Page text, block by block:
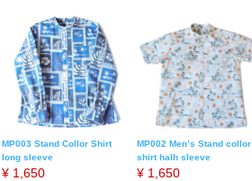
MP003 Stand Collor Shirt
long sleeve
¥ 1,650
MP002 Men’s Stand collor
shirt halh sleeve
¥ 1,650